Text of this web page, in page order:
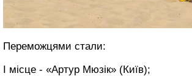
Переможцями стали:
І місце - «Артур Мюзік» (Київ);